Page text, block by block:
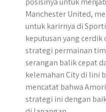
Manchester United,
untuk karirnya di
keputusan yang
strategi permainan
serangan balik cepat
kelemahan City di lini
mencatat bahwa
strategi ini dengan